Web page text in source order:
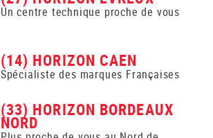
Un centre technique proche de vous
(14) HORIZON CAEN
Spécialiste des marques Françaises
(33) HORIZON BORDEAUX
NORD